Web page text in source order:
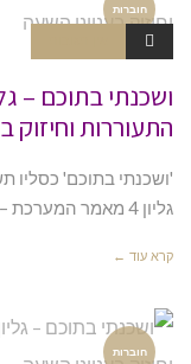
חוברות
התעוררות וחיזוק
'ושכנתי בתוכם' כסליו
גליון 4 מאמר המערכת – מאת הרב אברהם רוט שליט"א
קרא עוד ←
חוברות